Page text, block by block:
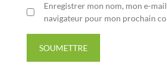
Enregistrer mon nom, mon e-
navigateur pour mon prochain
SOUMETTRE